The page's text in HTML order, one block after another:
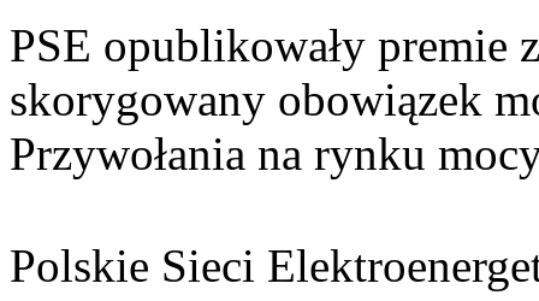
PSE opublikowały premie
skorygowany obowiązek
Przywołania na rynku
Polskie Sieci